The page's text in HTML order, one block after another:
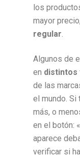
los
mayor
regular.
Algunos de
en distintos
de las
el mundo. Si
más, o
en el botón:
aparece
verificar si